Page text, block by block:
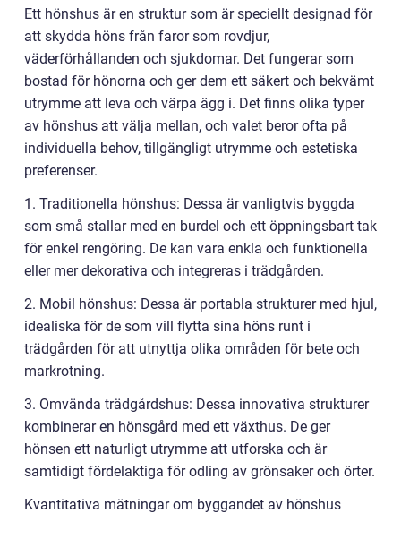
Ett hönshus är en struktur som är speciellt designad för
att skydda höns från faror som rovdjur,
väderförhållanden och sjukdomar. Det fungerar som
bostad för hönorna och ger dem ett säkert och bekvämt
utrymme att leva och värpa ägg i. Det finns olika typer
av hönshus att välja mellan, och valet beror ofta på
individuella behov, tillgängligt utrymme och estetiska
preferenser.
1. Traditionella hönshus: Dessa är vanligtvis byggda
som små stallar med en burdel och ett öppningsbart tak
för enkel rengöring. De kan vara enkla och funktionella
eller mer dekorativa och integreras i trädgården.
2. Mobil hönshus: Dessa är portabla strukturer med hjul,
idealiska för de som vill flytta sina höns runt i
trädgården för att utnyttja olika områden för bete och
markrotning.
3. Omvända trädgårdshus: Dessa innovativa strukturer
kombinerar en hönsgård med ett växthus. De ger
hönsen ett naturligt utrymme att utforska och är
samtidigt fördelaktiga för odling av grönsaker och örter.
Kvantitativa mätningar om byggandet av hönshus